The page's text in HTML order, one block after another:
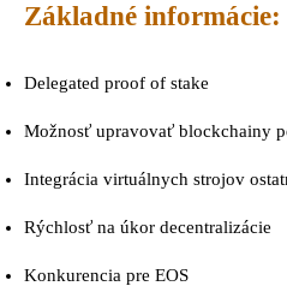
Základné informácie:
Delegated proof of stake
Možnosť upravovať blockchainy
Integrácia virtuálnych strojov
Rýchlosť na úkor decentralizácie
Konkurencia pre EOS